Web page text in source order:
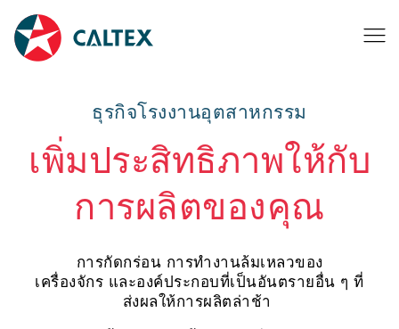
ธุรกิจโรงงานอุตสาหกรรม
เพิ่มประสิทธิภาพให้กับ
การผลิตของคุณ
การกัดกร่อน การทำงานล้มเหลวของ
เครื่องจักร และองค์ประกอบที่เป็นอันตรายอื่น ๆ ที่
ส่งผลให้การผลิตล่าช้า